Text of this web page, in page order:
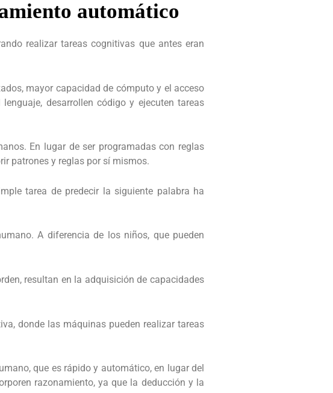
automático
realizar tareas cognitivas que antes eran
mayor capacidad de cómputo y el acceso
desarrollen código y ejecuten tareas
En lugar de ser programadas con reglas
patrones y reglas por sí mismos.
tarea de predecir la siguiente palabra ha
A diferencia de los niños, que pueden
resultan en la adquisición de capacidades
donde las máquinas pueden realizar tareas
que es rápido y automático, en lugar del
razonamiento, ya que la deducción y la